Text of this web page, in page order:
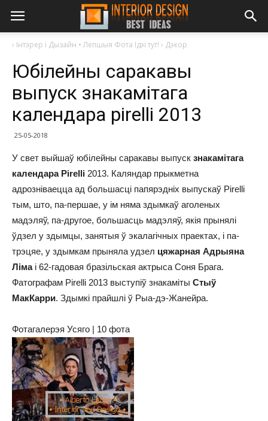
› Інтэрер і Дызайн • Лепшыя Фота Ідэі тут! › Дэкор
Юбілейны саракавы
выпуск знакамітага
календара pirelli 2013
25-05-2018
У свет выйшаў юбілейны саракавы выпуск знакамітага
календара Pirelli 2013. Каляндар прыкметна
адрозніваецца ад большасці папярэдніх выпускаў Pirelli
тым, што, па-першае, у ім няма здымкаў аголеных
мадэляў, па-другое, большасць мадэляў, якія прынялі
ўдзел у здымцы, занятыя ў экалагічных праектах, і па-
трэцяе, у здымкам прыняла удзел цяжарная Адрыяна
Лімаі 62-гадовая бразільская актрыса Соня Брага.
Фатографам Pirelli 2013 выступіў знакаміты Стыў
МакКарри. Здымкі прайшлі ў Рыа-дэ-Жанейра.
Фотагалерэя Усяго | 10 фота